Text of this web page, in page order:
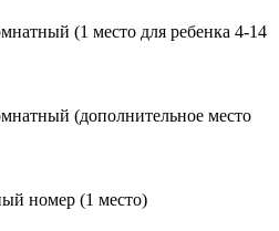
(1 место для ребенка 4-14
(дополнительное место
номер (1 место)